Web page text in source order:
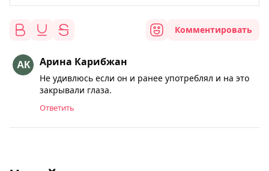
Комментировать
Арина Карибжан
Не удивлюсь если он и ранее употреблял и на это
закрывали глаза.
Ответить